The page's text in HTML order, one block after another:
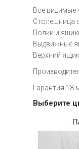
Все видимые
Столешница
Полки и
Выдвижные
Верхний
Гарантия 18
Выберите